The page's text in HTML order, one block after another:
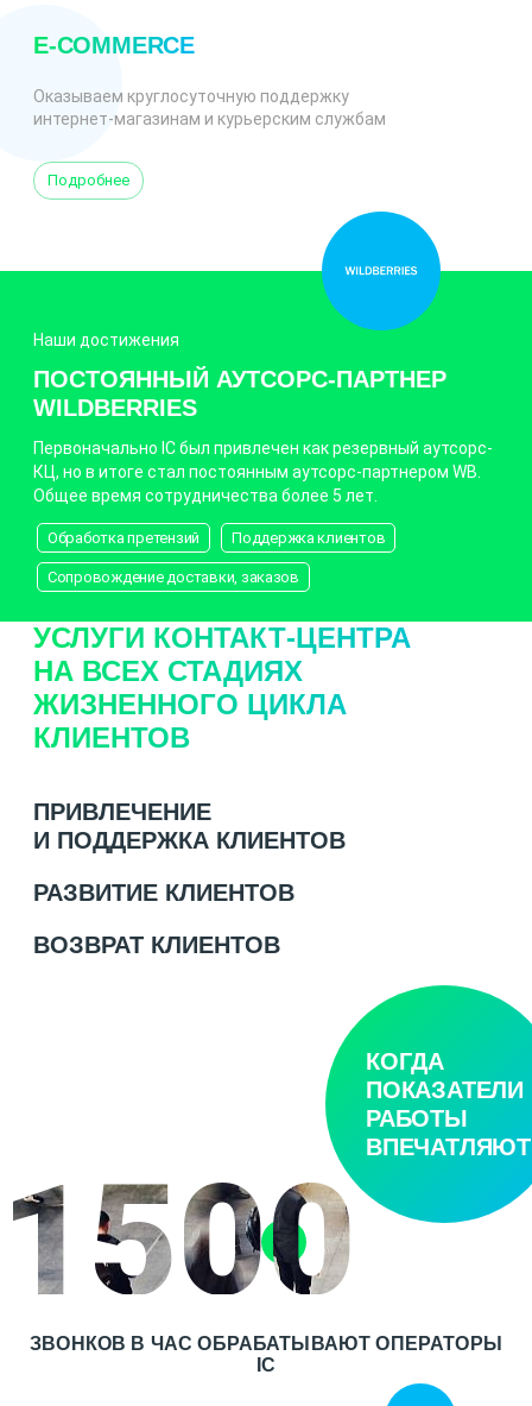
E-COMMERCE
Оказываем круглосуточную поддержку
интернет-магазинам и курьерским службам
Подробнее
Наши достижения
ПОСТОЯННЫЙ АУТСОРС-ПАРТНЕР
WILDBERRIES
Первоначально IC был привлечен как резервный аутсорс-
КЦ, но в итоге стал постоянным аутсорс-партнером WB.
Общее время сотрудничества более 5 лет.
Обработка претензий Поддержка клиентов
Сопровождение доставки, заказов
УСЛУГИ КОНТАКТ-ЦЕНТРА
НА ВСЕХ СТАДИЯХ
ЖИЗНЕННОГО ЦИКЛА
КЛИЕНТОВ
ПРИВЛЕЧЕНИЕ
И ПОДДЕРЖКА КЛИЕНТОВ
РАЗВИТИЕ КЛИЕНТОВ
ВОЗВРАТ КЛИЕНТОВ
1500
ЗВОНКОВ В ЧАС ОБРАБАТЫВАЮТ ОПЕРАТОРЫ
IC
КОГДА
ПОКАЗАТЕЛИ
РАБОТЫ
ВПЕЧАТЛЯЮТ